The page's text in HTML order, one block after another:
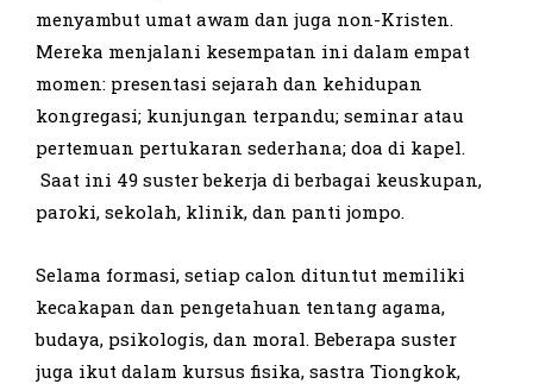
menyambut umat awam dan juga non-Kristen.
Mereka menjalani kesempatan ini dalam empat
momen: presentasi sejarah dan kehidupan
kongregasi; kunjungan terpandu; seminar atau
pertemuan pertukaran sederhana; doa di kapel.
Saat ini 49 suster bekerja di berbagai keuskupan,
paroki, sekolah, klinik, dan panti jompo.
Selama formasi, setiap calon dituntut memiliki
kecakapan dan pengetahuan tentang agama,
budaya, psikologis, dan moral. Beberapa suster
juga ikut dalam kursus fisika, sastra Tiongkok,